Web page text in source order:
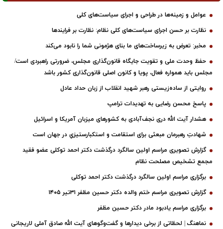
عوامل و زمینه‌ها در طراحی و اجرای سیاست‌های کلی
نظارت بر حسن اجرای سیاست‌های کلی نظام: نظارت بر فرایندها
مخبر: تعرض به زیرساخت‌های ما بنای هژمونی شما را نابود می‌کند
حفظ وحدت ملی و تقویت جایگاه قانون‌گذاری مجلس، ضرورتی راهبردی است/
مجلس باید همواره فعال، پویا و کانون اصلی قانون‌گذاری کشور باشد
روایتی از ساده‌زیستی رهبر شهید انقلاب از زبان حداد عادل
پاسخ محسن رضایی به تهدیدات ترامپ
هشدار آیت الله دری نجف‌آبادی به کشورهای میزبان آمریکا و اسرائیل
شهادتِ رهبرمان مبعثی برای استقامت و استکبارستیزیِ در جهان است
گزارش تصویری مراسم اولین سالگرد درگذشت دکتر احمد توکلی عضو فقید
مجمع تشخیص مصلحت نظام
برگزاری مراسم اولین سالگرد درگذشت دکتر احمد توکلی
گزارش تصویری مراسم ختم والده دکتر حسین مظفر ۳۱تیر ۱۴۰۵
برگزاری مراسم یادبود مادر دکتر حسین مظفر
نماهنگ | لحظاتی از برخی دیدارها و گفت‌وگوهای آیت ‌الله صادق آملی لاریجانی